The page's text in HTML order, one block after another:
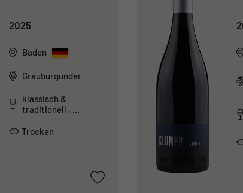
2025
Baden
Grauburgunder
klassisch &
traditionell ,
Trocken